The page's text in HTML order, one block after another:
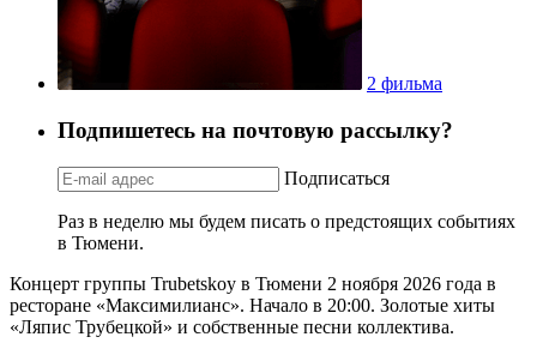
2 фильма
Подпишетесь на почтовую рассылку?
Подписаться
Раз в неделю мы будем писать о предстоящих событиях
в Тюмени.
Концерт группы Trubetskoy в Тюмени 2 ноября 2026 года в
ресторане «Максимилианс». Начало в 20:00. Золотые хиты
«Ляпис Трубецкой» и собственные песни коллектива.